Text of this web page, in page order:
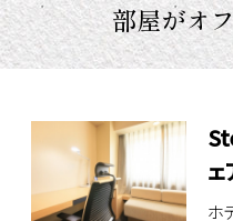
部屋がオ
ェ
ホ